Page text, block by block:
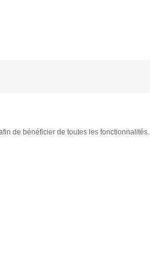
de bénéficier de toutes les fonctionnalités.